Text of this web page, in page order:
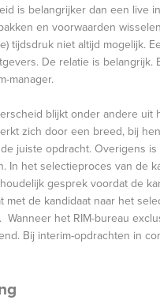
is belangrijker dan een live
en voorwaarden
tijdsdruk niet altijd mogelijk.
De relatie is belangrijk.
manager.
blijkt onder andere uit
zich door een breed, bij
juiste opdracht. Overigens
In het selectieproces van de
gesprek voordat de
met de kandidaat naar het
het RIM-bureau
Bij interim-opdrachten in